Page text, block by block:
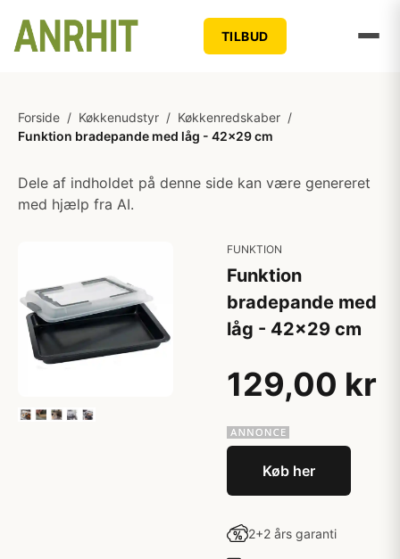
TILBUD
Forside / Køkkenudstyr / Køkkenredskaber /
Funktion bradepande med låg - 42x29 cm
Dele af indholdet på denne side kan være genereret
med hjælp fra AI.
FUNKTION
Funktion
bradepande med
låg - 42x29 cm
129,00 kr
Køb her
2+2 års garanti